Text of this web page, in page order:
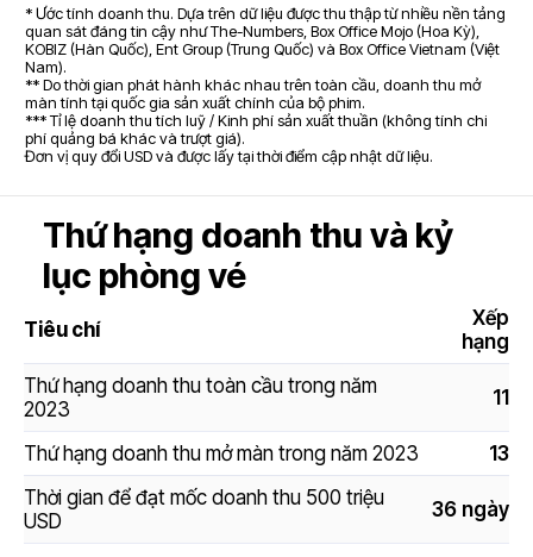
* Ước tính doanh thu. Dựa trên dữ liệu được thu thập từ nhiều nền tảng
quan sát đáng tin cậy như The-Numbers, Box Office Mojo (Hoa Kỳ),
KOBIZ (Hàn Quốc), Ent Group (Trung Quốc) và Box Office Vietnam (Việt
Nam).
** Do thời gian phát hành khác nhau trên toàn cầu, doanh thu mở
màn tính tại quốc gia sản xuất chính của bộ phim.
*** Tỉ lệ doanh thu tích luỹ / Kinh phí sản xuất thuần (không tính chi
phí quảng bá khác và trượt giá).
Đơn vị quy đổi USD và được lấy tại thời điểm cập nhật dữ liệu.
Thứ hạng doanh thu và kỷ
lục phòng vé
Tiêu chí
Xếp
hạng
Thứ hạng doanh thu toàn cầu trong năm
2023
11
Thứ hạng doanh thu mở màn trong năm 2023
13
Thời gian để đạt mốc doanh thu 500 triệu
USD
36 ngày